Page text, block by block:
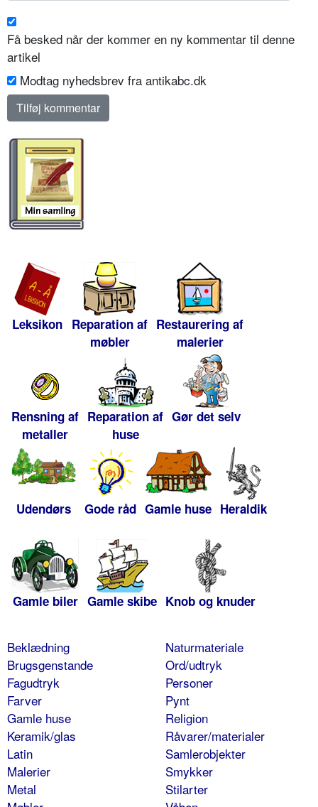
Få besked når der kommer en ny kommentar til denne
artikel
Modtag nyhedsbrev fra antikabc.dk
Leksikon Reparation af
møbler
Restaurering af
malerier
Rensning af
metaller
Reparation af
huse
Gør det selv
Udendørs Gode råd Gamle huse Heraldik
Gamle biler Gamle skibe Knob og knuder
Beklædning
Brugsgenstande
Fagudtryk
Farver
Gamle huse
Keramik/glas
Latin
Malerier
Metal
Naturmateriale
Ord/udtryk
Personer
Pynt
Religion
Råvarer/materialer
Samlerobjekter
Smykker
Stilarter